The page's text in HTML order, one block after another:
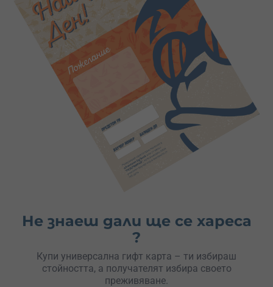
Не знаеш дали ще се хареса
?
Купи универсална гифт карта – ти избираш
стойността, а получателят избира своето
преживяване.